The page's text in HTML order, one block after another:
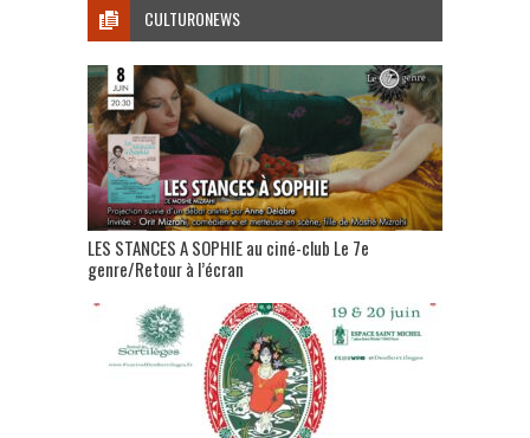
CULTURONEWS
LES STANCES A SOPHIE au ciné-club Le 7e
genre/Retour à l’écran